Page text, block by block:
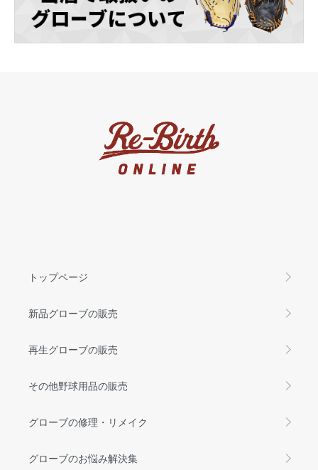
トップページ
新品グローブの販売
再生グローブの販売
その他野球用品の販売
グローブの修理・リメイク
グローブのお悩み解決集